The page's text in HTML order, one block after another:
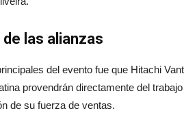
las alianzas
del evento fue que Hitachi
provendrán directamente del
de su fuerza de ventas.